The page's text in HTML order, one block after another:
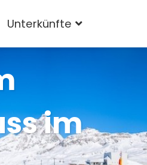
im
Unterkünfte